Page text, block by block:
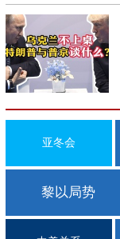
亚冬会
黎以局势